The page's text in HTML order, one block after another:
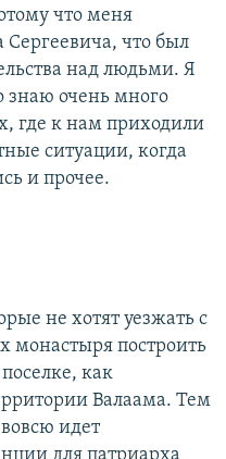
что меня
Сергеевича, что был
над людьми. Я
знаю очень много
где к нам приходили
ситуации, когда
и прочее.
не хотят уезжать с
монастыря построить
как
Валаама. Тем
вовсю идет